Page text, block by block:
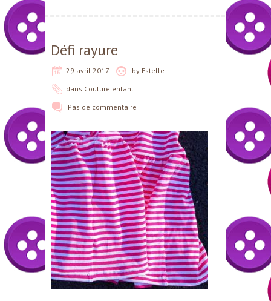
Défi rayure
29 avril 2017 by Estelle
dans Couture enfant
Pas de commentaire